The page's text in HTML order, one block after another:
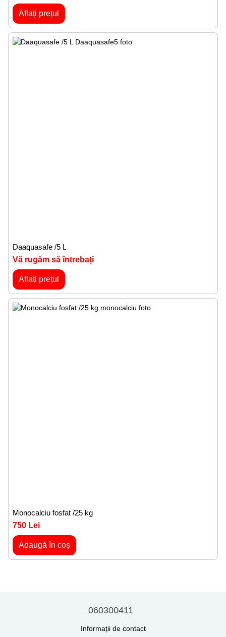
Aflați prețul
Daaquasafe /5 L
Vă rugăm să întrebați
Aflați prețul
Monocalciu fosfat /25 kg
750 Lei
Adaugă în coș
060300411
Informații de contact